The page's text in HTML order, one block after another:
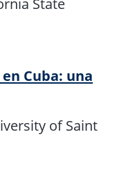
Cuba: una
of Saint